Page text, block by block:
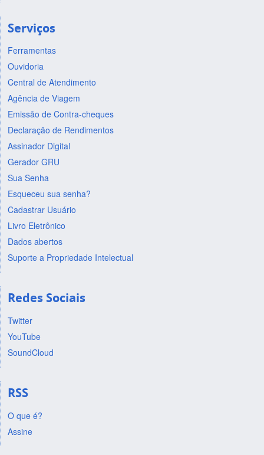
Serviços
Ferramentas
Ouvidoria
Central de Atendimento
Agência de Viagem
Emissão de Contra-cheques
Declaração de Rendimentos
Assinador Digital
Gerador GRU
Sua Senha
Esqueceu sua senha?
Cadastrar Usuário
Livro Eletrônico
Dados abertos
Suporte a Propriedade Intelectual
Redes Sociais
Twitter
YouTube
SoundCloud
RSS
O que é?
Assine